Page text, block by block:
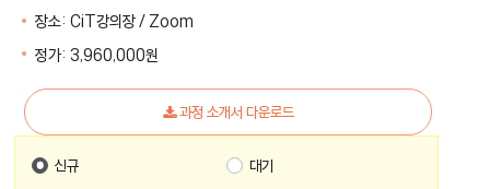
장소: CiT강의장 / Zoom
정가: 3,960,000원
과정 소개서 다운로드
신규
대기